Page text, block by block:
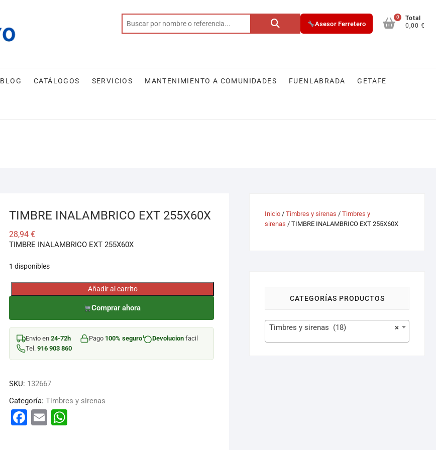
Buscar
Asesor Ferretero
0
Total
0,00 €
BLOG CATÁLOGOS SERVICIOS MANTENIMIENTO A COMUNIDADES FUENLABRADA GETAFE
TIMBRE INALAMBRICO EXT 255X60X
28,94 €
TIMBRE INALAMBRICO EXT 255X60X
1 disponibles
TIMBRE
EXT
255X60X
cantidad
Añadir al carrito
Comprar ahora
Envio en 24-72h Pago 100% seguro Devolucion facil
Tel. 916 903 860
SKU: 132667
Categoría: Timbres y sirenas
F
E
Inicio / Timbres y sirenas / Timbres y
sirenas / TIMBRE INALAMBRICO EXT 255X60X
CATEGORÍAS PRODUCTOS
×
Timbres y sirenas (18)